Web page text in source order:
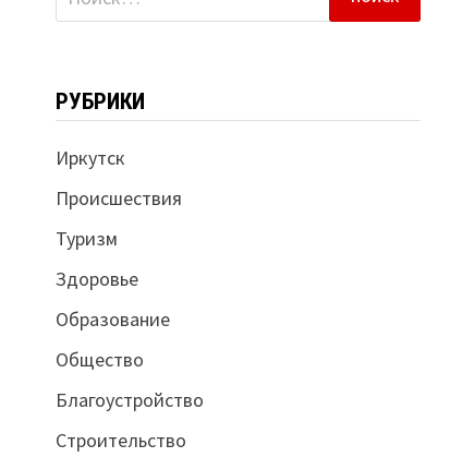
РУБРИКИ
Иркутск
Происшествия
Туризм
Здоровье
Образование
Общество
Благоустройство
Строительство